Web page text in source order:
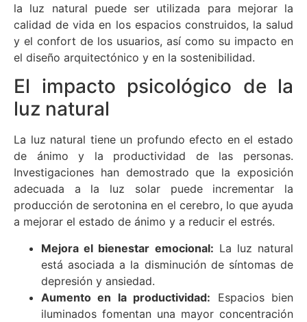
la luz natural puede ser utilizada para mejorar la
calidad de vida en los espacios construidos, la salud
y el confort de los usuarios, así como su impacto en
el diseño arquitectónico y en la sostenibilidad.
El impacto psicológico de la
luz natural
La luz natural tiene un profundo efecto en el estado
de ánimo y la productividad de las personas.
Investigaciones han demostrado que la exposición
adecuada a la luz solar puede incrementar la
producción de serotonina en el cerebro, lo que ayuda
a mejorar el estado de ánimo y a reducir el estrés.
Mejora el bienestar emocional: La luz natural
está asociada a la disminución de síntomas de
depresión y ansiedad.
Aumento en la productividad: Espacios bien
iluminados fomentan una mayor concentración